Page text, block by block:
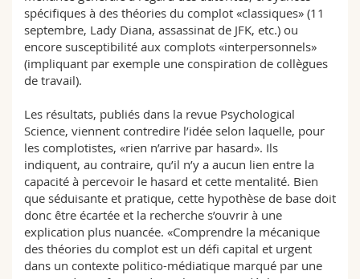
spécifiques à des théories du complot «classiques» (11
septembre, Lady Diana, assassinat de JFK, etc.) ou
encore susceptibilité aux complots «interpersonnels»
(impliquant par exemple une conspiration de collègues
de travail).
Les résultats, publiés dans la revue Psychological
Science, viennent contredire l’idée selon laquelle, pour
les complotistes, «rien n’arrive par hasard». Ils
indiquent, au contraire, qu’il n’y a aucun lien entre la
capacité à percevoir le hasard et cette mentalité. Bien
que séduisante et pratique, cette hypothèse de base doit
donc être écartée et la recherche s’ouvrir à une
explication plus nuancée. «Comprendre la mécanique
des théories du complot est un défi capital et urgent
dans un contexte politico-médiatique marqué par une